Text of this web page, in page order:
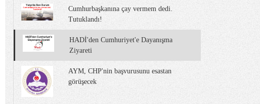
Cumhurbaşkanına çay vermem dedi.
Tutuklandı!
HADİ'den Cumhuriyet'e Dayanışma
Ziyareti
AYM, CHP'nin başvurusunu esastan
görüşecek